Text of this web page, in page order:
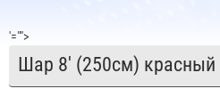
'="">
Шар 8' (250см) красный